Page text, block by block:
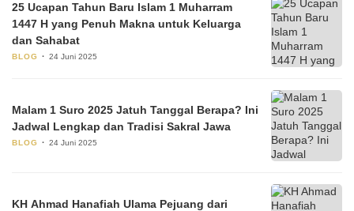
25 Ucapan Tahun Baru Islam 1 Muharram
1447 H yang Penuh Makna untuk Keluarga
dan Sahabat
BLOG 24 Juni 2025
Malam 1 Suro 2025 Jatuh Tanggal Berapa? Ini
Jadwal Lengkap dan Tradisi Sakral Jawa
BLOG 24 Juni 2025
KH Ahmad Hanafiah Ulama Pejuang dari